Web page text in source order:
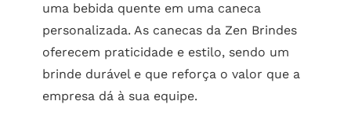
uma bebida quente em uma caneca
personalizada. As canecas da Zen Brindes
oferecem praticidade e estilo, sendo um
brinde durável e que reforça o valor que a
empresa dá à sua equipe.